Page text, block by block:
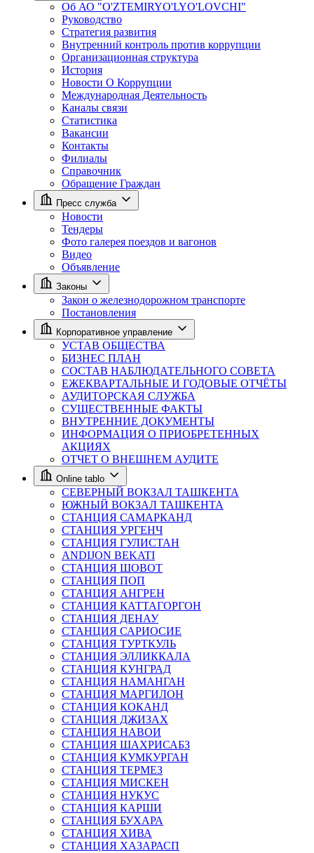
Об АО "O'ZTEMIRYO'LYO'LOVCHI"
Руководство
Стратегия развития
Внутренний контроль против коррупции
Организационная структура
История
Новости О Коррупции
Международная Деятельность
Каналы связи
Статистика
Вакансии
Контакты
Филиалы
Справочник
Обращение Граждан
Пресс служба
Новости
Тендеры
Фото галерея поездов и вагонов
Видео
Объявление
Законы
Закон о железнодорожном транспорте
Постановления
Корпоративное управление
УСТАВ ОБЩЕСТВА
БИЗНЕС ПЛАН
СОСТАВ НАБЛЮДАТЕЛЬНОГО СОВЕТА
ЕЖЕКВАРТАЛЬНЫЕ И ГОДОВЫЕ ОТЧЁТЫ
АУДИТОРСКАЯ СЛУЖБА
СУЩЕСТВЕННЫЕ ФАКТЫ
ВНУТРЕННИЕ ДОКУМЕНТЫ
ИНФОРМАЦИЯ О ПРИОБРЕТЕННЫХ
АКЦИЯХ
ОТЧЕТ О ВНЕШНЕМ АУДИТЕ
Online tablo
СЕВЕРНЫЙ ВОКЗАЛ ТАШКЕНТА
ЮЖНЫЙ ВОКЗАЛ ТАШКЕНТА
СТАНЦИЯ САМАРКАНД
СТАНЦИЯ УРГЕНЧ
СТАНЦИЯ ГУЛИСТАН
ANDIJON BEKATI
СТАНЦИЯ ШОВОТ
СТАНЦИЯ ПОП
СТАНЦИЯ АНГРЕН
СТАНЦИЯ КАТТАГОРГОН
СТАНЦИЯ ДЕНАУ
СТАНЦИЯ САРИОСИЕ
СТАНЦИЯ ТУРТКУЛЬ
СТАНЦИЯ ЭЛЛИККАЛА
СТАНЦИЯ КУНГРАД
СТАНЦИЯ НАМАНГАН
СТАНЦИЯ МАРГИЛОН
СТАНЦИЯ КОКАНД
СТАНЦИЯ ДЖИЗАХ
СТАНЦИЯ НАВОИ
СТАНЦИЯ ШАХРИСАБЗ
СТАНЦИЯ КУМКУРГАН
СТАНЦИЯ ТЕРМЕЗ
СТАНЦИЯ МИСКЕН
СТАНЦИЯ НУКУС
СТАНЦИЯ КАРШИ
СТАНЦИЯ БУХАРА
СТАНЦИЯ ХИВА
СТАНЦИЯ ХАЗАРАСП